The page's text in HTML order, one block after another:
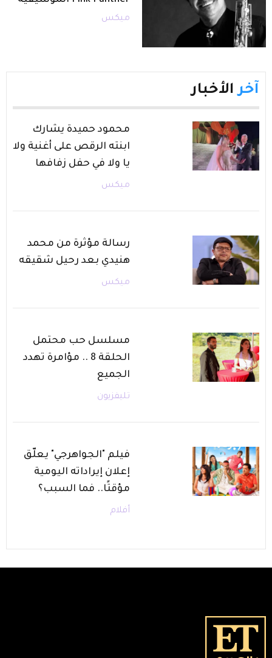
ميكس
آخر الأخبار
محمود حميدة يشارك
ابنته الرقص على أغنية ولا
يا ولا في حفل زفافها
ميكس
رسالة مؤثرة من محمد
هنيدي بعد رحيل شقيقه
ميكس
مسلسل حب محتمل
الحلقة 8 .. مؤامرة تهدد
الجميع
تليفزيون
فيلم "الجواهرجي" يعلّق
إعلان إيراداته اليومية
مؤقتًا.. فما السبب؟
أفلام